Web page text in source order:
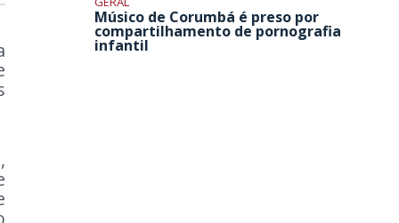
Músico de Corumbá é preso por
compartilhamento de pornografia
infantil